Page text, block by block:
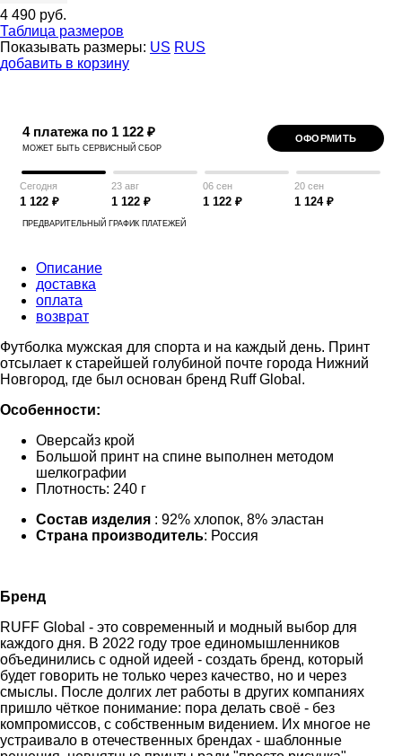
4 490 руб.
Таблица размеров
Показывать размеры: US RUS
добавить в корзину
4 платежа по 1 122 ₽
МОЖЕТ БЫТЬ СЕРВИСНЫЙ СБОР
ОФОРМИТЬ
Сегодня
1 122 ₽
23 авг
1 122 ₽
06 сен
1 122 ₽
20 сен
1 124 ₽
ПРЕДВАРИТЕЛЬНЫЙ ГРАФИК ПЛАТЕЖЕЙ
Описание
доставка
оплата
возврат
Футболка мужская для спорта и на каждый день. Принт
отсылает к старейшей голубиной почте города Нижний
Новгород, где был основан бренд Ruff Global.
Особенности:
Оверсайз крой
Большой принт на спине выполнен методом
шелкографии
Плотность: 240 г
Состав изделия : 92% хлопок, 8% эластан
Страна производитель: Россия
Бренд
RUFF Global - это современный и модный выбор для
каждого дня. В 2022 году трое единомышленников
объединились с одной идеей - создать бренд, который
будет говорить не только через качество, но и через
смыслы. После долгих лет работы в других компаниях
пришло чёткое понимание: пора делать своё - без
компромиссов, с собственным видением. Их многое не
устраивало в отечественных брендах - шаблонные